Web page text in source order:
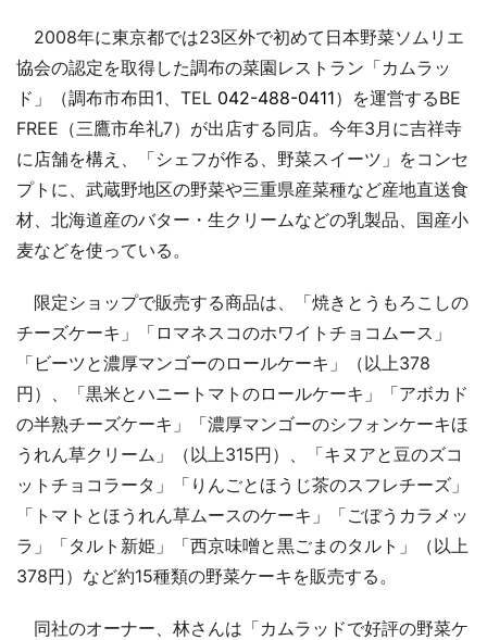
2008年に東京都では23区外で初めて日本野菜ソムリエ
協会の認定を取得した調布の菜園レストラン「カムラッ
ド」（調布市布田1、TEL 042-488-0411）を運営するBE
FREE（三鷹市牟礼7）が出店する同店。今年3月に吉祥寺
に店舗を構え、「シェフが作る、野菜スイーツ」をコンセ
プトに、武蔵野地区の野菜や三重県産菜種など産地直送食
材、北海道産のバター・生クリームなどの乳製品、国産小
麦などを使っている。
限定ショップで販売する商品は、「焼きとうもろこしの
チーズケーキ」「ロマネスコのホワイトチョコムース」
「ビーツと濃厚マンゴーのロールケーキ」（以上378
円）、「黒米とハニートマトのロールケーキ」「アボカド
の半熟チーズケーキ」「濃厚マンゴーのシフォンケーキほ
うれん草クリーム」（以上315円）、「キヌアと豆のズコ
ットチョコラータ」「りんごとほうじ茶のスフレチーズ」
「トマトとほうれん草ムースのケーキ」「ごぼうカラメッ
ラ」「タルト新姫」「西京味噌と黒ごまのタルト」（以上
378円）など約15種類の野菜ケーキを販売する。
同社のオーナー、林さんは「カムラッドで好評の野菜ケ